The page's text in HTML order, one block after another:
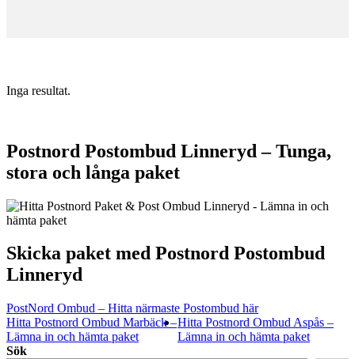
Inga resultat.
Postnord Postombud Linneryd – Tunga,
stora och långa paket
Skicka paket med Postnord Postombud
Linneryd
PostNord Ombud – Hitta närmaste Postombud här
Hitta Postnord Ombud Marbäck –
Lämna in och hämta paket
Hitta Postnord Ombud Aspås –
Lämna in och hämta paket
Sök